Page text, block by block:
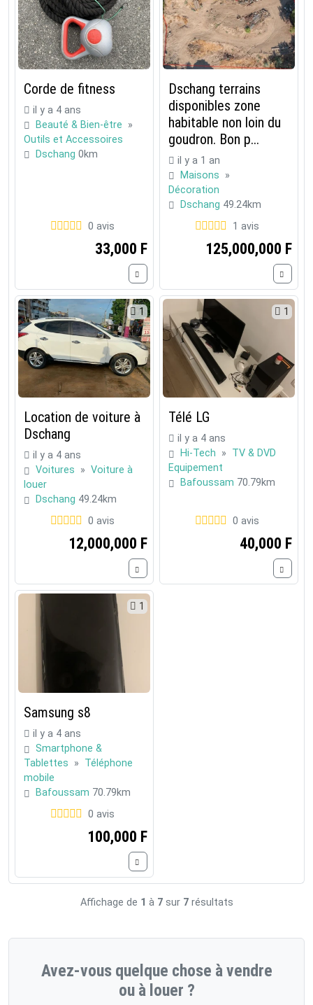
Corde de fitness
il y a 4 ans
Beauté & Bien-être »
Outils et Accessoires
Dschang 0km
0 avis
33,000 F
Dschang terrains
disponibles zone
habitable non loin du
goudron. Bon p...
il y a 1 an
Maisons »
Décoration
Dschang 49.24km
1 avis
125,000,000 F
1
Location de voiture à
Dschang
il y a 4 ans
Voitures » Voiture à
louer
Dschang 49.24km
0 avis
12,000,000 F
1
Télé LG
il y a 4 ans
Hi-Tech » TV & DVD
Equipement
Bafoussam 70.79km
0 avis
40,000 F
1
Samsung s8
il y a 4 ans
Smartphone &
Tablettes » Téléphone
mobile
Bafoussam 70.79km
0 avis
100,000 F
Affichage de 1 à 7sur 7résultats
Avez-vous quelque chose à vendre
ou à louer ?